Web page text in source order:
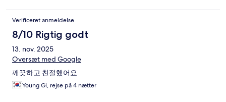
Verificeret anmeldelse
8/10 Rigtig godt
13. nov. 2025
Oversæt med Google
깨끗하고 친절했어요
Young Gi, rejse på 4 nætter